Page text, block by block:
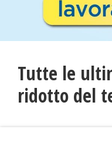
Tutte le
ridotto del